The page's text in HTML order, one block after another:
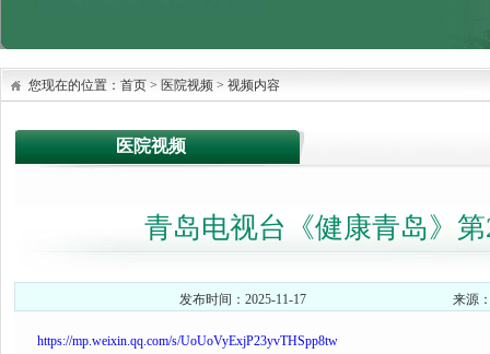
您现在的位置： 首页 > 医院视频 > 视频内容
医院视频
青岛电视台《健康青岛》第
发布时间：2025-11-17 来源
https://mp.weixin.qq.com/s/UoUoVyExjP23yvTHSpp8tw